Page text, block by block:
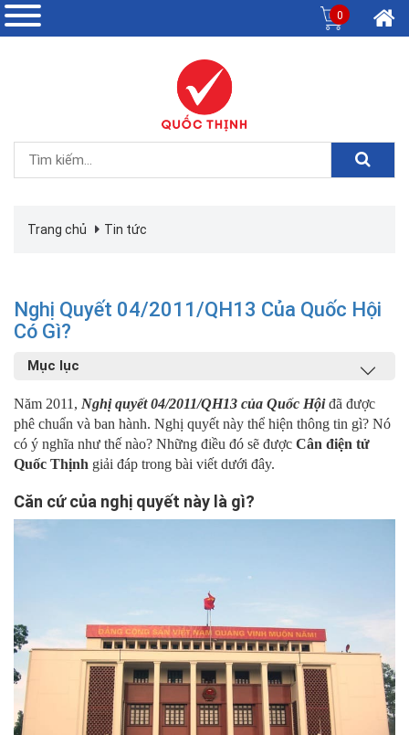
0
Trang chủ Tin tức
Nghị Quyết 04/2011/QH13 Của Quốc Hội
Có Gì?
Mục lục
Năm 2011, Nghị quyết 04/2011/QH13 của Quốc Hộiđã được
phê chuẩn và ban hành. Nghị quyết này thể hiện thông tin gì? Nó
có ý nghĩa như thế nào? Những điều đó sẽ được Cân điện tử
Quốc Thịnh giải đáp trong bài viết dưới đây.
Căn cứ của nghị quyết này là gì?